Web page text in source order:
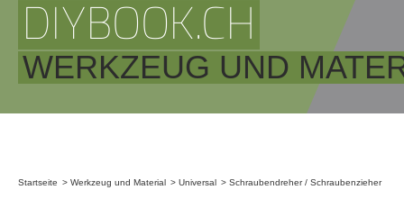
DIYBOOK.CH
WERKZEUG UND
Startseite Werkzeug und Material Universal Schraubendreher / Schraubenzieher